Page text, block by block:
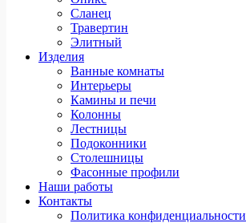
Сланец
Травертин
Элитный
Изделия
Ванные комнаты
Интерьеры
Камины и печи
Колонны
Лестницы
Подоконники
Столешницы
Фасонные профили
Наши работы
Контакты
Политика конфиденциальности